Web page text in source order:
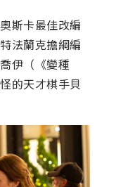
斯卡最佳改編
法蘭克擔綱編
伊（《變種
的天才棋手貝